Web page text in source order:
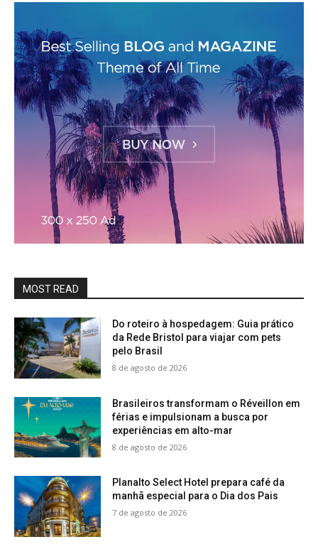
MOST READ
Do roteiro à hospedagem: Guia prático
da Rede Bristol para viajar com pets
pelo Brasil
8 de agosto de 2026
Brasileiros transformam o Réveillon em
férias e impulsionam a busca por
experiências em alto-mar
8 de agosto de 2026
Planalto Select Hotel prepara café da
manhã especial para o Dia dos Pais
7 de agosto de 2026